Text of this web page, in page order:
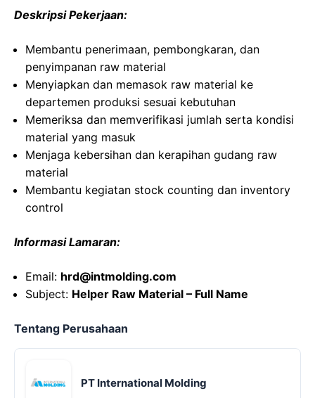
Deskripsi Pekerjaan:
Membantu penerimaan, pembongkaran, dan
penyimpanan raw material
Menyiapkan dan memasok raw material ke
departemen produksi sesuai kebutuhan
Memeriksa dan memverifikasi jumlah serta kondisi
material yang masuk
Menjaga kebersihan dan kerapihan gudang raw
material
Membantu kegiatan stock counting dan inventory
control
Informasi Lamaran:
Email: hrd@intmolding.com
Subject: Helper Raw Material – Full Name
Tentang Perusahaan
PT International Molding